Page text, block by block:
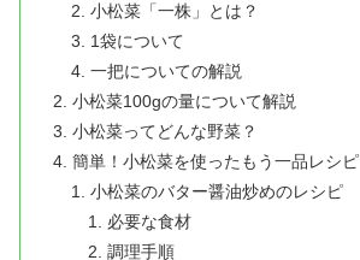
小松菜「一株」とは？
1袋について
一把についての解説
小松菜100gの量について解説
小松菜ってどんな野菜？
簡単！小松菜を使ったもう一品レシピ
小松菜のバター醤油炒めのレシピ
必要な食材
調理手順